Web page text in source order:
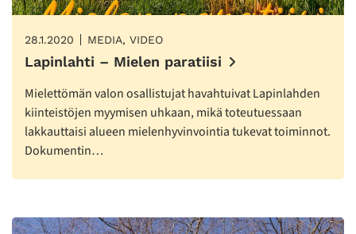
28.1.2020 MEDIA, VIDEO
Lapinlahti – Mielen paratiisi
Mielettömän valon osallistujat havahtuivat Lapinlahden
kiinteistöjen myymisen uhkaan, mikä toteutuessaan
lakkauttaisi alueen mielenhyvinvointia tukevat toiminnot.
Dokumentin…